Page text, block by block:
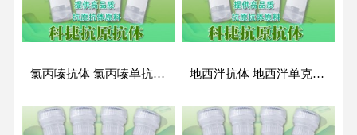
氯丙嗪抗体 氯丙嗪单抗 氯丙嗪单克隆抗体 CPZ抗体 地西泮抗体 地西泮单克隆抗体 地西泮单抗